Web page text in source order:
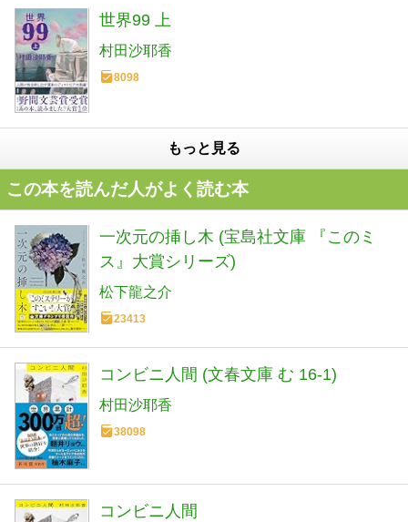
世界99 上
村田沙耶香
8098
もっと見る
この本を読んだ人がよく読む本
一次元の挿し木 (宝島社文庫 『このミ
ス』大賞シリーズ)
松下龍之介
23413
コンビニ人間 (文春文庫 む 16-1)
村田沙耶香
38098
コンビニ人間